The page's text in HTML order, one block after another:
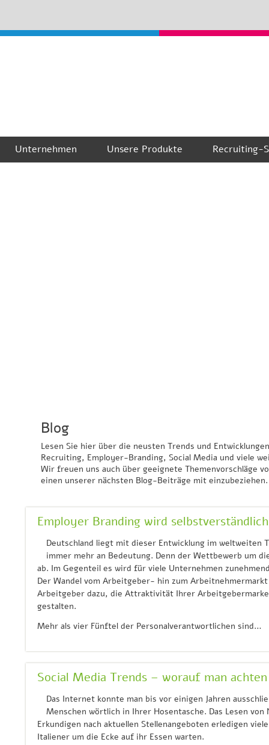
Unternehmen Unsere Produkte Recruiting-
Blog
Lesen Sie hier über die neusten Trends und
Recruiting, Employer-Branding, Social Media und viele
Wir freuen uns auch über geeignete Themenvorschläge
einen unserer nächsten Blog-Beiträge mit einzubeziehen.
Employer Branding wird
Deutschland liegt mit dieser Entwicklung im weltweiten
immer mehr an Bedeutung. Denn der Wettbewerb um
ab. Im Gegenteil es wird für viele Unternehmen
Der Wandel vom Arbeitgeber- hin zum
Arbeitgeber dazu, die Attraktivität Ihrer
gestalten.
Mehr als vier Fünftel der Personalverantwortlichen sind…
Social Media Trends – worauf man
Das Internet konnte man bis vor einigen Jahren
Menschen wörtlich in Ihrer Hosentasche. Das Lesen
Erkundigen nach aktuellen Stellenangeboten erledigen
Italiener um die Ecke auf ihr Essen warten.